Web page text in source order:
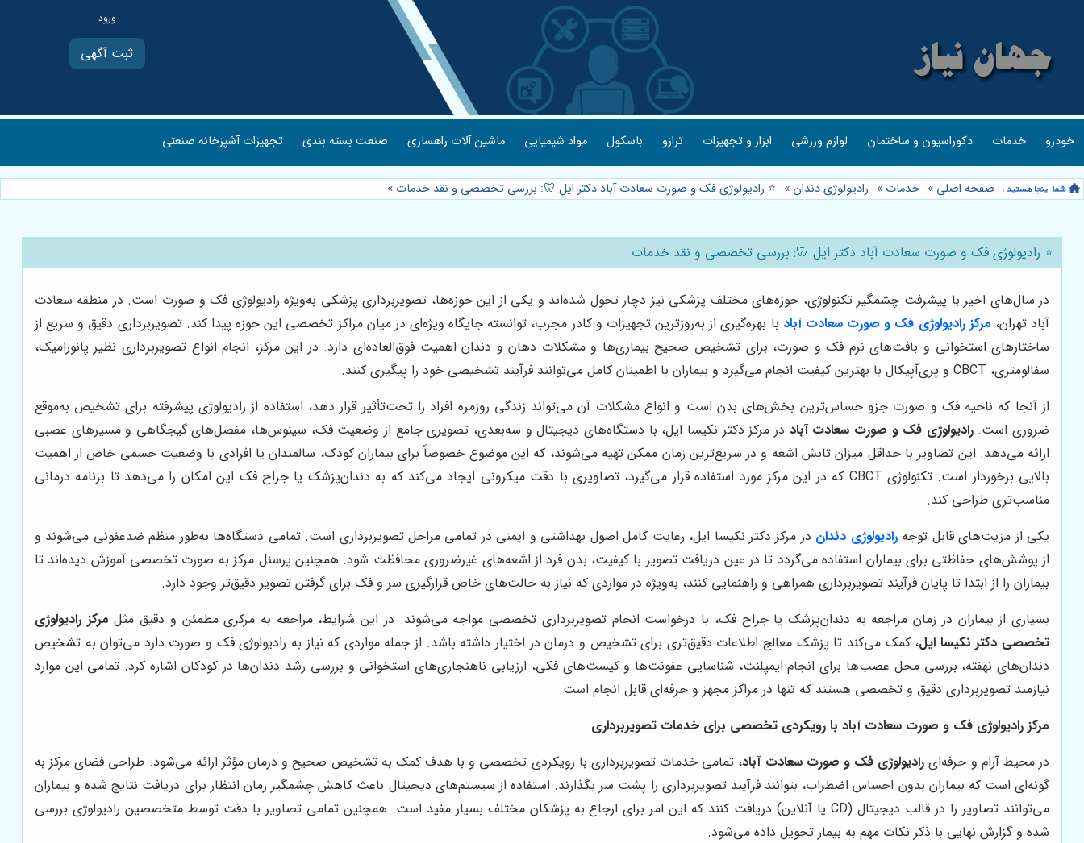
ثبت آگهی
خودرو خدمات دکوراسیون و ساختمان لوازم ورزشی ابزار و تجهیزات ترازو باسکول مواد شیمیایی ماشین آلات راهسازی صنعت بسته بندی تجهیزات آشپزخانه صنعتی
صفحه اصلی » خدمات » رادیولوژی دندان » ⭐️ رادیولوژی فک و صورت سعادت آباد دکتر ایل 🦷: بررسی تخصصی و نقد خدمات »
⭐️ رادیولوژی فک و صورت سعادت آباد دکتر ایل 🦷: بررسی تخصصی و نقد خدمات
در سال‌های اخیر با پیشرفت چشمگیر تکنولوژی، حوزه‌های مختلف پزشکی نیز دچار تحول شده‌اند و یکی از این حوزه‌ها، تصویربرداری پزشکی به‌ویژه رادیولوژی فک و صورت است. در منطقه سعادت
آباد تهران، مرکز رادیولوژی فک و صورت سعادت آباد با بهره‌گیری از به‌روزترین تجهیزات و کادر مجرب، توانسته جایگاه ویژه‌ای در میان مراکز تخصصی این حوزه پیدا کند. تصویربرداری دقیق و سریع از
ساختارهای استخوانی و بافت‌های نرم فک و صورت، برای تشخیص صحیح بیماری‌ها و مشکلات دهان و دندان اهمیت فوق‌العاده‌ای دارد. در این مرکز، انجام انواع تصویربرداری نظیر پانورامیک،
سفالومتری، CBCT و پری‌آپیکال با بهترین کیفیت انجام می‌گیرد و بیماران با اطمینان کامل می‌توانند فرآیند تشخیصی خود را پیگیری کنند.
از آنجا که ناحیه فک و صورت جزو حساس‌ترین بخش‌های بدن است و انواع مشکلات آن می‌تواند زندگی روزمره افراد را تحت‌تأثیر قرار دهد، استفاده از رادیولوژی پیشرفته برای تشخیص به‌موقع
ضروری است.رادیولوژی فک و صورت سعادت آباد در مرکز دکتر نکیسا ایل، با دستگاه‌های دیجیتال و سه‌بعدی، تصویری جامع از وضعیت فک، سینوس‌ها، مفصل‌های گیجگاهی و مسیرهای عصبی
ارائه می‌دهد. این تصاویر با حداقل میزان تابش اشعه و در سریع‌ترین زمان ممکن تهیه می‌شوند، که این موضوع خصوصاً برای بیماران کودک، سالمندان یا افرادی با وضعیت جسمی خاص از اهمیت
بالایی برخوردار است. تکنولوژی CBCT که در این مرکز مورد استفاده قرار می‌گیرد، تصاویری با دقت میکرونی ایجاد می‌کند که به دندان‌پزشک یا جراح فک این امکان را می‌دهد تا برنامه درمانی
مناسب‌تری طراحی کند.
یکی از مزیت‌های قابل توجهرادیولوژی دندان در مرکز دکتر نکیسا ایل، رعایت کامل اصول بهداشتی و ایمنی در تمامی مراحل تصویربرداری است. تمامی دستگاه‌ها به‌طور منظم ضدعفونی می‌شوند و
از پوشش‌های حفاظتی برای بیماران استفاده می‌گردد تا در عین دریافت تصویر با کیفیت، بدن فرد از اشعه‌های غیرضروری محافظت شود. همچنین پرسنل مرکز به صورت تخصصی آموزش دیده‌اند تا
بیماران را از ابتدا تا پایان فرآیند تصویربرداری همراهی و راهنمایی کنند، به‌ویژه در مواردی که نیاز به حالت‌های خاص قرارگیری سر و فک برای گرفتن تصویر دقیق‌تر وجود دارد.
بسیاری از بیماران در زمان مراجعه به دندان‌پزشک یا جراح فک، با درخواست انجام تصویربرداری تخصصی مواجه می‌شوند. در این شرایط، مراجعه به مرکزی مطمئن و دقیق مثل مرکز رادیولوژی
تخصصی دکتر نکیسا ایل، کمک می‌کند تا پزشک معالج اطلاعات دقیق‌تری برای تشخیص و درمان در اختیار داشته باشد. از جمله مواردی که نیاز به رادیولوژی فک و صورت دارد می‌توان به تشخیص
دندان‌های نهفته، بررسی محل عصب‌ها برای انجام ایمپلنت، شناسایی عفونت‌ها و کیست‌های فکی، ارزیابی ناهنجاری‌های استخوانی و بررسی رشد دندان‌ها در کودکان اشاره کرد. تمامی این موارد
نیازمند تصویربرداری دقیق و تخصصی هستند که تنها در مراکز مجهز و حرفه‌ای قابل انجام است.
مرکز رادیولوژی فک و صورت سعادت آباد با رویکردی تخصصی برای خدمات تصویربرداری
در محیط آرام و حرفه‌ای رادیولوژی فک و صورت سعادت آباد، تمامی خدمات تصویربرداری با رویکردی تخصصی و با هدف کمک به تشخیص صحیح و درمان مؤثر ارائه می‌شود. طراحی فضای مرکز به
گونه‌ای است که بیماران بدون احساس اضطراب، بتوانند فرآیند تصویربرداری را پشت سر بگذارند. استفاده از سیستم‌های دیجیتال باعث کاهش چشمگیر زمان انتظار برای دریافت نتایج شده و بیماران
می‌توانند تصاویر را در قالب دیجیتال (CD یا آنلاین) دریافت کنند که این امر برای ارجاع به پزشکان مختلف بسیار مفید است. همچنین تمامی تصاویر با دقت توسط متخصصین رادیولوژی بررسی
شده و گزارش نهایی با ذکر نکات مهم به بیمار تحویل داده می‌شود.